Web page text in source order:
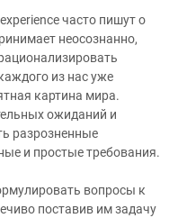
часто пишут о
неосознанно,
из нас уже
картина мира.
ожиданий и
разрозненные
и простые требования.
вопросы к
поставив им задачу